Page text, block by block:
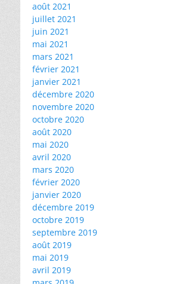
août 2021
juillet 2021
juin 2021
mai 2021
mars 2021
février 2021
janvier 2021
décembre 2020
novembre 2020
octobre 2020
août 2020
mai 2020
avril 2020
mars 2020
février 2020
janvier 2020
décembre 2019
octobre 2019
septembre 2019
août 2019
mai 2019
avril 2019